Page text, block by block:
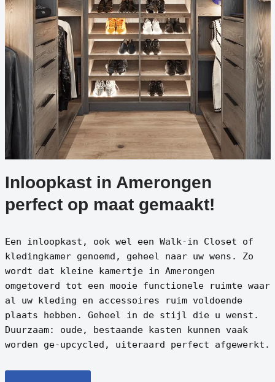
Inloopkast in Amerongen
perfect op maat gemaakt!
Een inloopkast, ook wel een Walk-in Closet of
kledingkamer genoemd, geheel naar uw wens. Zo
wordt dat kleine kamertje in Amerongen
omgetoverd tot een mooie functionele ruimte waar
al uw kleding en accessoires ruim voldoende
plaats hebben. Geheel in de stijl die u wenst.
Duurzaam: oude, bestaande kasten kunnen vaak
worden ge-upcycled, uiteraard perfect afgewerkt.